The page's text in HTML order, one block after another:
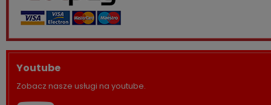
Youtube
Zobacz nasze usługi na youtube.